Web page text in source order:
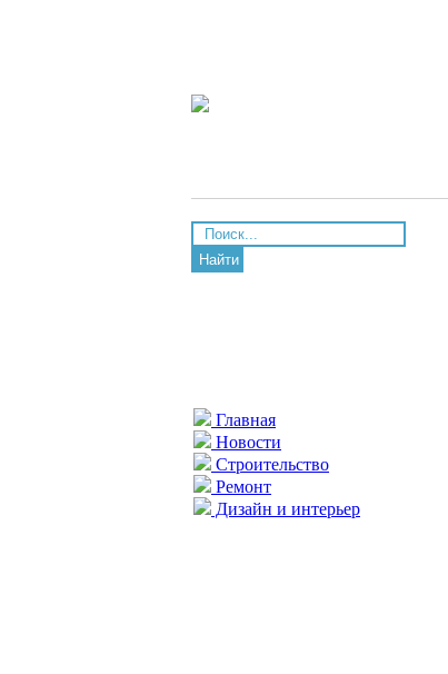
Найти
Главная
Новости
Строительство
Ремонт
Дизайн и интерьер